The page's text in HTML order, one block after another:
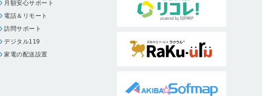
月額安心サポート
電話＆リモート
訪問サポート
デジタル119
家電の配送設置